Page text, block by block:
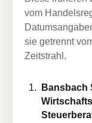
vom
sie getrennt
Zeitstrahl.
Bansbach